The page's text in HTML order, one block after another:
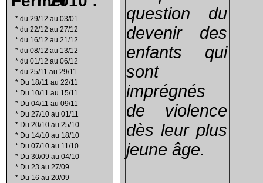
* du 29/12 au 03/01
* du 22/12 au 27/12
* du 16/12 au 21/12
* du 08/12 au 13/12
* du 01/12 au 06/12
* du 25/11 au 29/11
* Du 18/11 au 22/11
* Du 10/11 au 15/11
* Du 04/11 au 09/11
* Du 27/10 au 01/11
* Du 20/10 au 25/10
* Du 14/10 au 18/10
* Du 07/10 au 11/10
* Du 30/09 au 04/10
* Du 23 au 27/09
* Du 16 au 20/09
question du
devenir des
enfants qui
sont
imprégnés
de violence
dès leur plus
jeune âge.